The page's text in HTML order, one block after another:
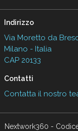
Indirizzo
Via Moretto da
Milano - Italia
CAP 20133
Contatti
Contatta il nostro
Nextwork360 -